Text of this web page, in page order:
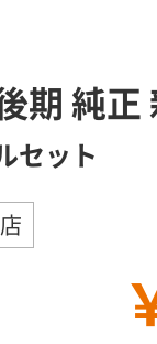
期 純正
セット